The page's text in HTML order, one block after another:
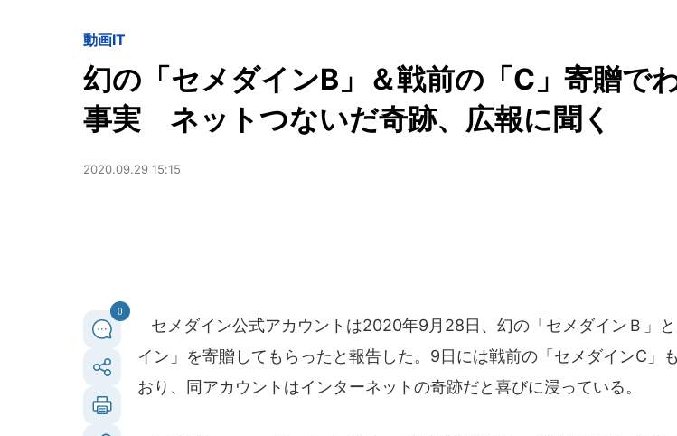
動画IT
幻の「セメダインB」＆戦前の「C」寄贈で
事実 ネットつないだ奇跡、広報に聞く
2020.09.29 15:15
0
セメダイン公式アカウントは2020年9月28日、幻の「セメダインＢ」
イン」を寄贈してもらったと報告した。9日には戦前の「セメダインC」
おり、同アカウントはインターネットの奇跡だと喜びに浸っている。